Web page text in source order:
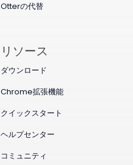
Otterの代替
リソース
ダウンロード
Chrome拡張機能
クイックスタート
ヘルプセンター
コミュニティ